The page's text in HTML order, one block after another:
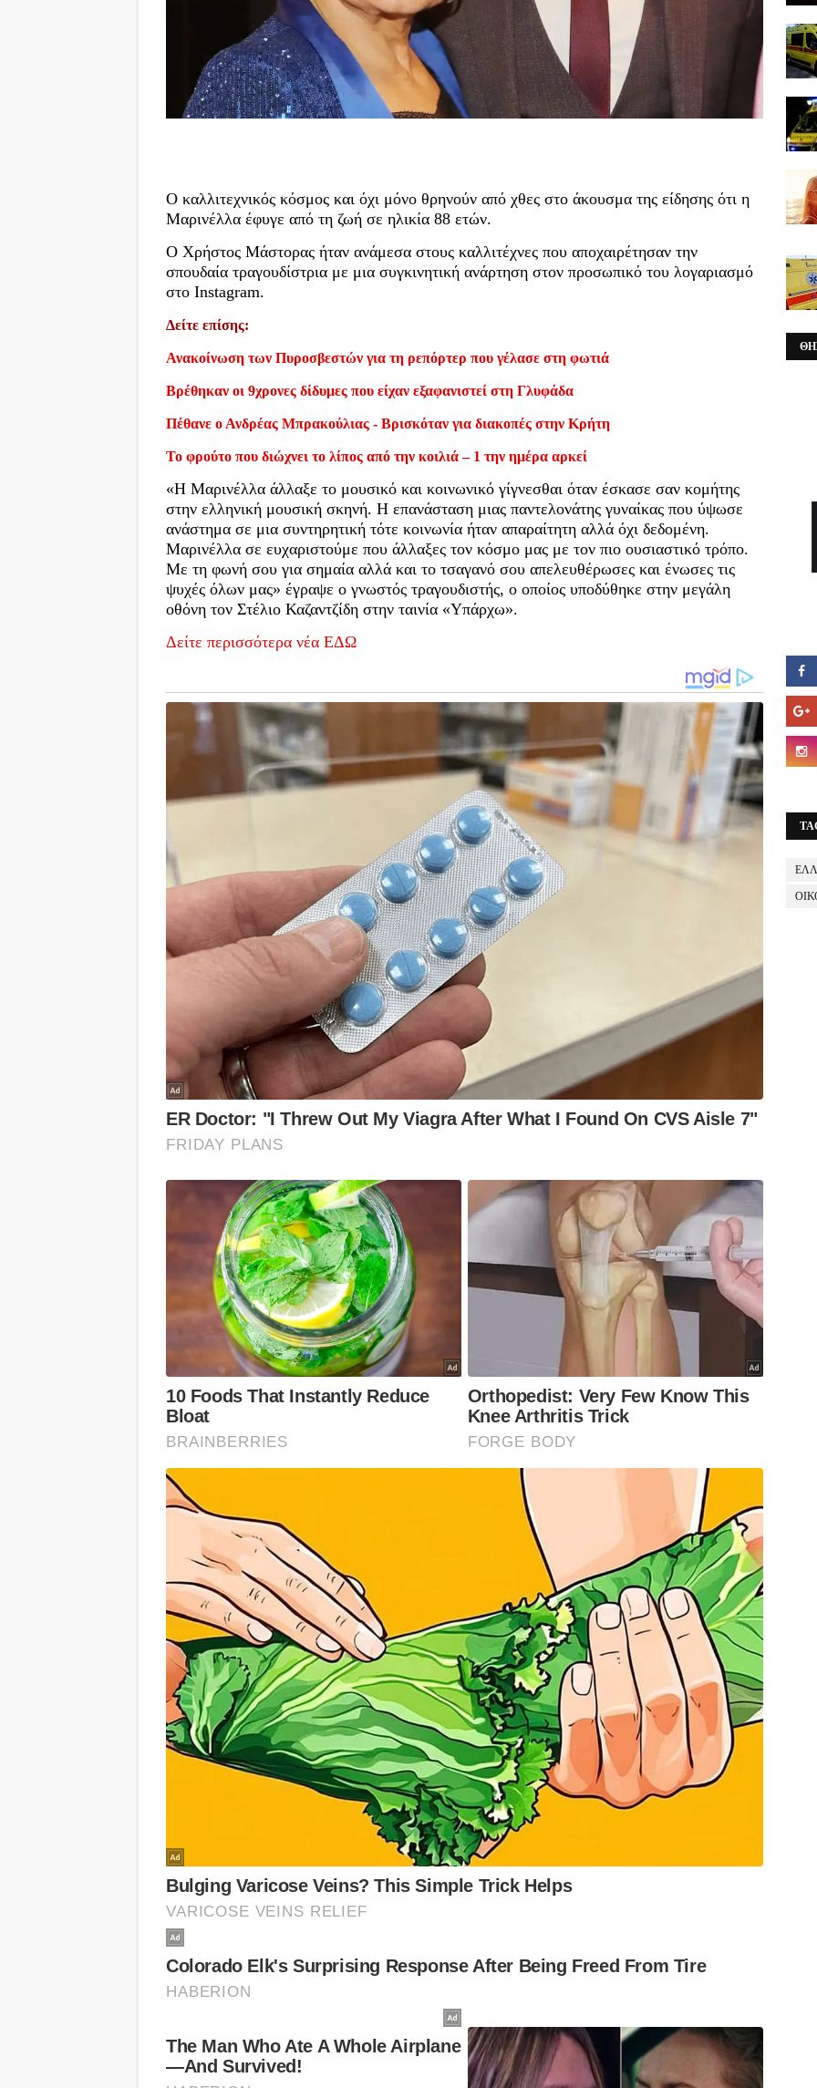
Ο καλλιτεχνικός κόσμος και όχι μόνο θρηνούν από χθες στο άκουσμα της είδησης ότι η
Μαρινέλλα έφυγε από τη ζωή σε ηλικία 88 ετών.
Ο Χρήστος Μάστορας ήταν ανάμεσα στους καλλιτέχνες που αποχαιρέτησαν την
σπουδαία τραγουδίστρια με μια συγκινητική ανάρτηση στον προσωπικό του λογαριασμό
στο Instagram.
Δείτε επίσης:
Ανακοίνωση των Πυροσβεστών για τη ρεπόρτερ που γέλασε στη φωτιά
Βρέθηκαν οι 9χρονες δίδυμες που είχαν εξαφανιστεί στη Γλυφάδα
Πέθανε ο Ανδρέας Μπρακούλιας - Βρισκόταν για διακοπές στην Κρήτη
Το φρούτο που διώχνει το λίπος από την κοιλιά – 1 την ημέρα αρκεί
«Η Μαρινέλλα άλλαξε το μουσικό και κοινωνικό γίγνεσθαι όταν έσκασε σαν κομήτης
στην ελληνική μουσική σκηνή. Η επανάσταση μιας παντελονάτης γυναίκας που ύψωσε
ανάστημα σε μια συντηρητική τότε κοινωνία ήταν απαραίτητη αλλά όχι δεδομένη.
Μαρινέλλα σε ευχαριστούμε που άλλαξες τον κόσμο μας με τον πιο ουσιαστικό τρόπο.
Με τη φωνή σου για σημαία αλλά και το τσαγανό σου απελευθέρωσες και ένωσες τις
ψυχές όλων μας» έγραψε ο γνωστός τραγουδιστής, ο οποίος υποδύθηκε στην μεγάλη
οθόνη τον Στέλιο Καζαντζίδη στην ταινία «Υπάρχω».
Δείτε περισσότερα νέα ΕΔΩ